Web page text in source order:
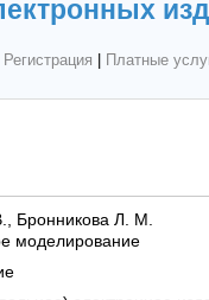
Регистрация Платные
Бронникова Л. М.
моделирование